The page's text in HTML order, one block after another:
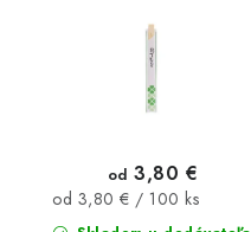
od 3,80 €
Jednotková
cena:
od 3,80 € / 100 ks